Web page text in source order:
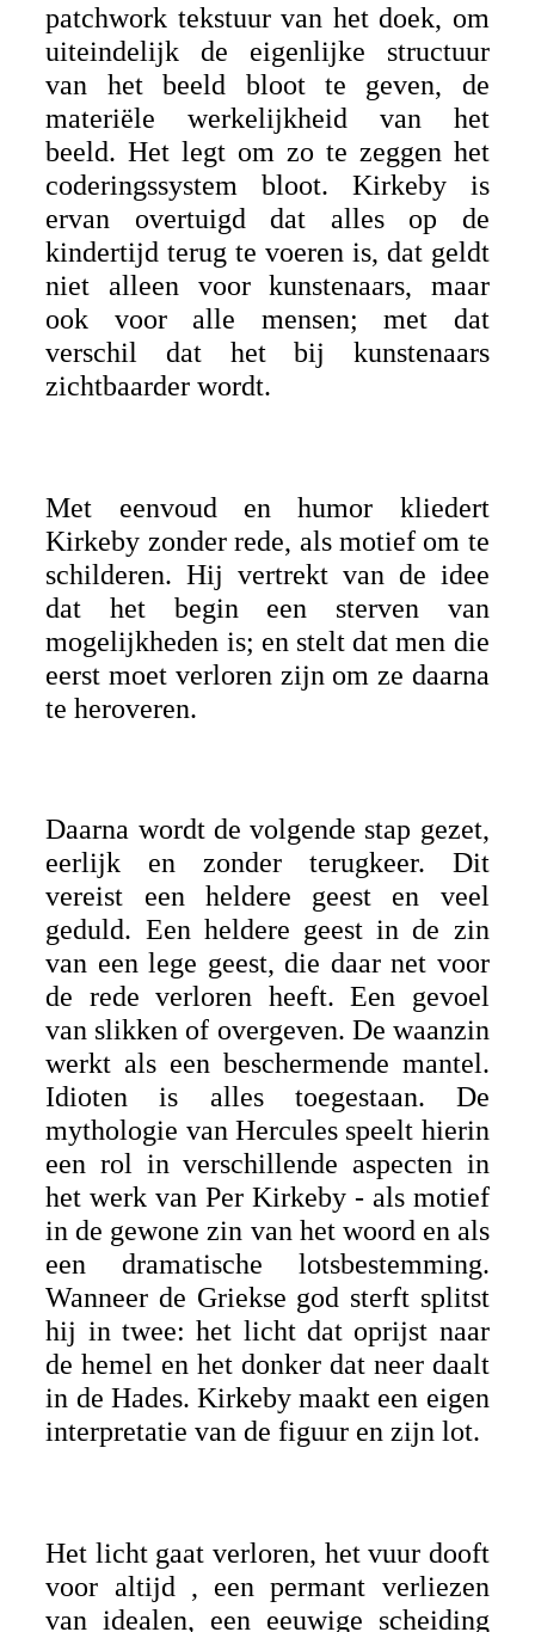
patchwork tekstuur van het doek, om
uiteindelijk de eigenlijke structuur
van het beeld bloot te geven, de
materiële werkelijkheid van het
beeld. Het legt om zo te zeggen het
coderingssystem bloot. Kirkeby is
ervan overtuigd dat alles op de
kindertijd terug te voeren is, dat geldt
niet alleen voor kunstenaars, maar
ook voor alle mensen; met dat
verschil dat het bij kunstenaars
zichtbaarder wordt.
Met eenvoud en humor kliedert
Kirkeby zonder rede, als motief om te
schilderen. Hij vertrekt van de idee
dat het begin een sterven van
mogelijkheden is; en stelt dat men die
eerst moet verloren zijn om ze daarna
te heroveren.
Daarna wordt de volgende stap gezet,
eerlijk en zonder terugkeer. Dit
vereist een heldere geest en veel
geduld. Een heldere geest in de zin
van een lege geest, die daar net voor
de rede verloren heeft. Een gevoel
van slikken of overgeven. De waanzin
werkt als een beschermende mantel.
Idioten is alles toegestaan. De
mythologie van Hercules speelt hierin
een rol in verschillende aspecten in
het werk van Per Kirkeby - als motief
in de gewone zin van het woord en als
een dramatische lotsbestemming.
Wanneer de Griekse god sterft splitst
hij in twee: het licht dat oprijst naar
de hemel en het donker dat neer daalt
in de Hades. Kirkeby maakt een eigen
interpretatie van de figuur en zijn lot.
Het licht gaat verloren, het vuur dooft
voor altijd , een permant verliezen
van idealen, een eeuwige scheiding